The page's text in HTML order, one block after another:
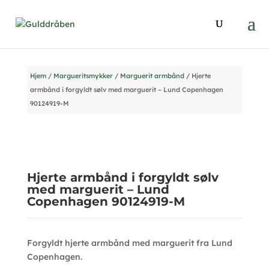
Hjem/ Margueritsmykker/ Marguerit armbånd/ Hjerte
armbånd i forgyldt sølv med marguerit – Lund Copenhagen
90124919-M
Hjerte armbånd i forgyldt sølv
med marguerit – Lund
Copenhagen 90124919-M
Forgyldt hjerte armbånd med marguerit fra Lund
Copenhagen.